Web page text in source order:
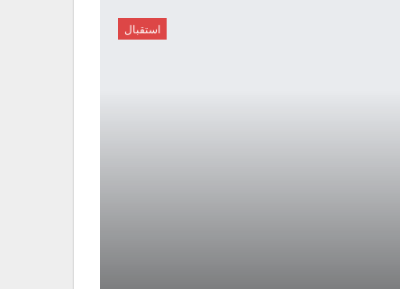
استقبال